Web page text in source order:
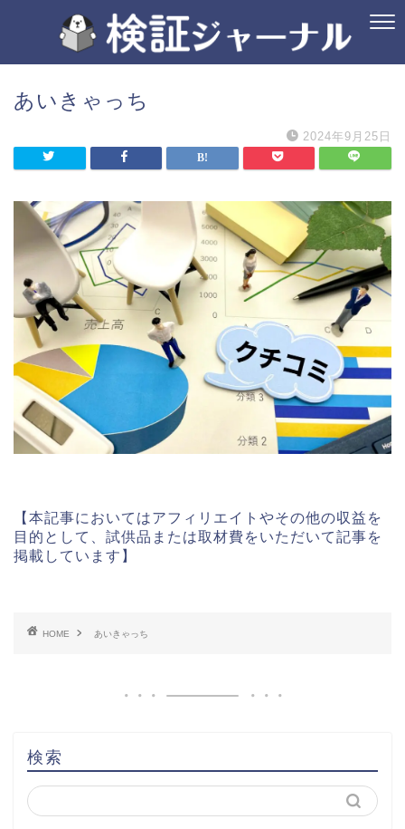
あいきゃっち
2024年9月25日
【本記事においてはアフィリエイトやその他の収益を
目的として、試供品または取材費をいただいて記事を
掲載しています】
HOME あいきゃっち
検索